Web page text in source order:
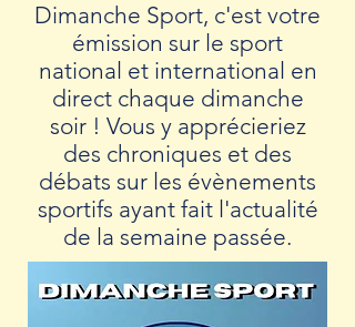
Dimanche Sport, c'est votre
émission sur le sport
national et international en
direct chaque dimanche
soir ! Vous y apprécieriez
des chroniques et des
débats sur les évènements
sportifs ayant fait l'actualité
de la semaine passée.